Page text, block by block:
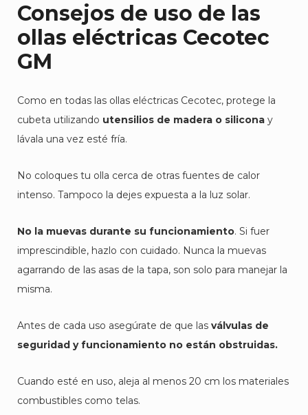
Consejos de uso de las
ollas eléctricas Cecotec
GM
Como en todas las ollas eléctricas Cecotec, protege la
cubeta utilizando utensilios de madera o silicona y
lávala una vez esté fría.
No coloques tu olla cerca de otras fuentes de calor
intenso. Tampoco la dejes expuesta a la luz solar.
No la muevas durante su funcionamiento. Si fuer
imprescindible, hazlo con cuidado. Nunca la muevas
agarrando de las asas de la tapa, son solo para manejar la
misma.
Antes de cada uso asegúrate de que las válvulas de
seguridad y funcionamiento no están obstruidas.
Cuando esté en uso, aleja al menos 20 cm los materiales
combustibles como telas.